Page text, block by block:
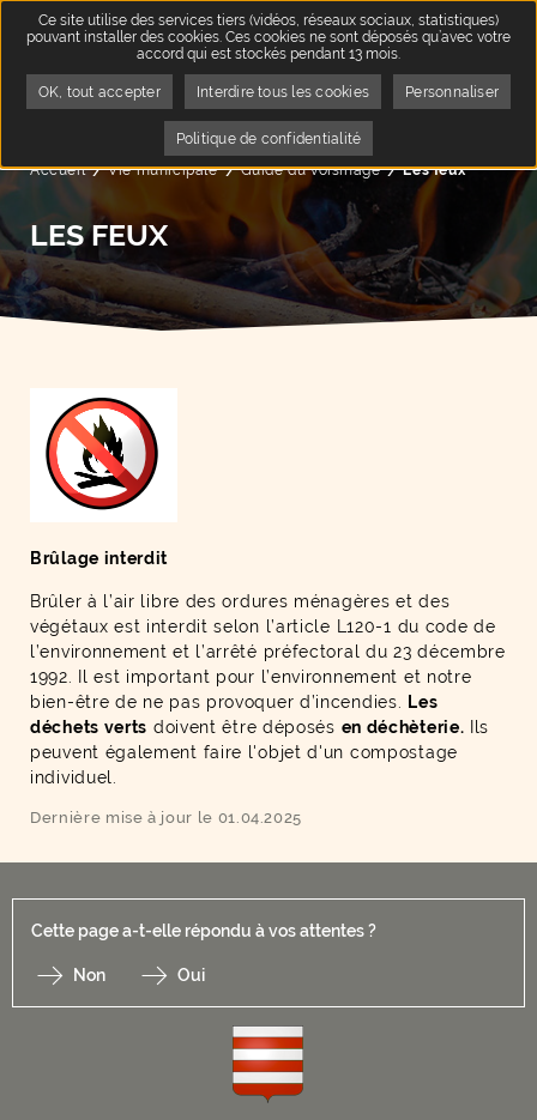
Accueil Vie municipale Guide du voisinage Page active :
Les feux
LES FEUX
Brûlage interdit
Brûler à l’air libre des ordures ménagères et des
végétaux est interdit selon l’article L120-1 du code de
l’environnement et l’arrêté préfectoral du 23 décembre
1992. Il est important pour l’environnement et notre
bien-être de ne pas provoquer d’incendies.
Les
déchets verts doivent être déposés en déchèterie. Ils
peuvent également faire l'objet d'un compostage
individuel.
Dernière mise à jour le 01.04.2025
Cette page a-t-elle répondu à vos attentes ?
Non Oui
Ce site utilise des services tiers (vidéos, réseaux sociaux, statistiques)
pouvant installer des cookies. Ces cookies ne sont déposés qu’avec votre
accord qui est stockés pendant 13 mois.
OK, tout accepter Interdire tous les cookies Personnaliser
Politique de confidentialité